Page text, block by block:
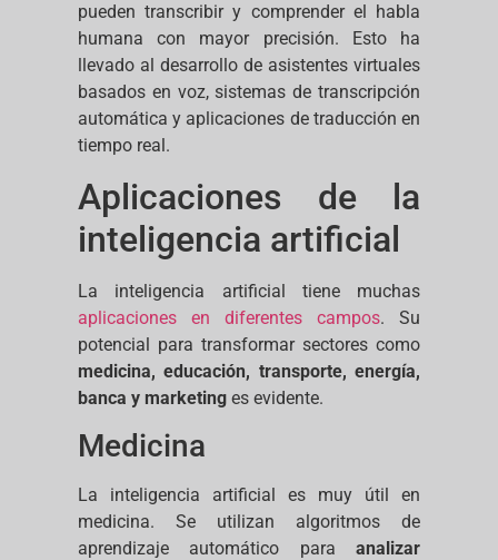
pueden transcribir y comprender el habla
humana con mayor precisión. Esto ha
llevado al desarrollo de asistentes virtuales
basados en voz, sistemas de transcripción
automática y aplicaciones de traducción en
tiempo real.
Aplicaciones de la
inteligencia artificial
La inteligencia artificial tiene muchas
aplicaciones en diferentes campos. Su
potencial para transformar sectores como
medicina, educación, transporte, energía,
banca y marketing es evidente.
Medicina
La inteligencia artificial es muy útil en
medicina. Se utilizan algoritmos de
aprendizaje automático para analizar